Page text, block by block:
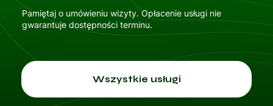
Pamiętaj o umówieniu wizyty. Opłacenie usługi nie
gwarantuje dostępności terminu.
Wszystkie usługi